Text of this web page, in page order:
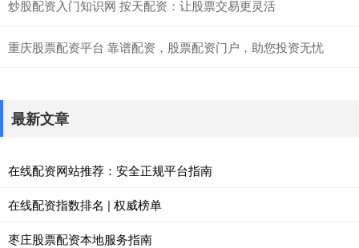
炒股配资入门知识网 按天配资：让股票交易更灵活
重庆股票配资平台 靠谱配资，股票配资门户，助您投资无忧
最新文章
在线配资网站推荐：安全正规平台指南
在线配资指数排名 | 权威榜单
枣庄股票配资本地服务指南